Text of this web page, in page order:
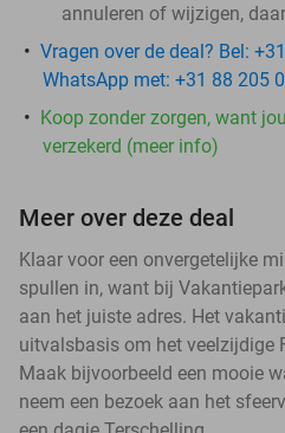
annuleren of wijzigen,
Vragen over de deal? Bel:
WhatsApp met: +31 88 205
Koop zonder zorgen, want
verzekerd (meer info)
Meer over deze deal
Klaar voor een onvergetelijke
spullen in, want bij
aan het juiste adres. Het
uitvalsbasis om het veelzijdige
Maak bijvoorbeeld een mooie
neem een bezoek aan het